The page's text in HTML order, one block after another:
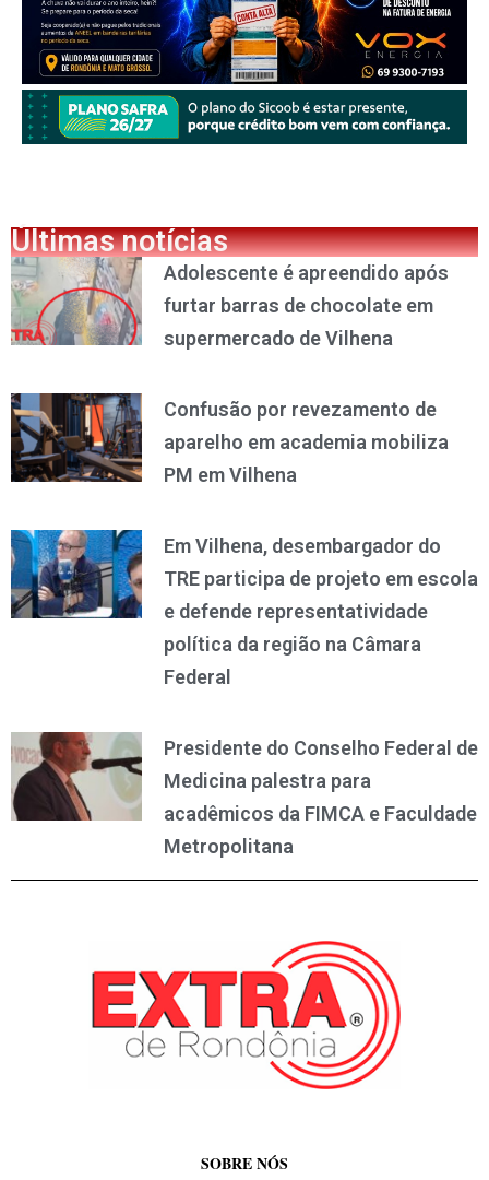
Últimas notícias
Adolescente é apreendido após
furtar barras de chocolate em
supermercado de Vilhena
Confusão por revezamento de
aparelho em academia mobiliza
PM em Vilhena
Em Vilhena, desembargador do
TRE participa de projeto em escola
e defende representatividade
política da região na Câmara
Federal
Presidente do Conselho Federal de
Medicina palestra para
acadêmicos da FIMCA e Faculdade
Metropolitana
SOBRE NÓS